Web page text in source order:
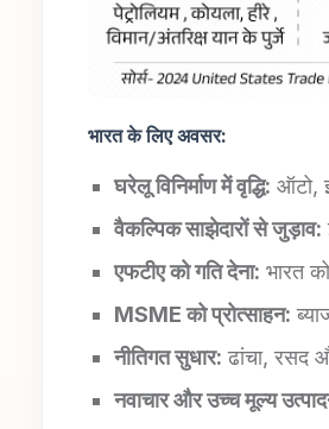
भारत के लिएअवसर:
घरेलू विनिर्माण में वृद्धि: ऑटो,
वैकल्पिक साझेदारों से जुड़ाव:
एफटीए को गति देना: भारत
MSME को प्रोत्साहन:
नीतिगत सुधार: ढांचा, रसद
नवाचार और उच्च मूल्य